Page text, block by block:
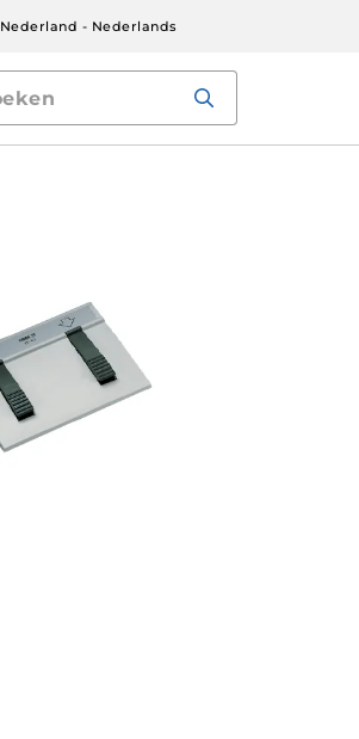
Nederland - Nederlands